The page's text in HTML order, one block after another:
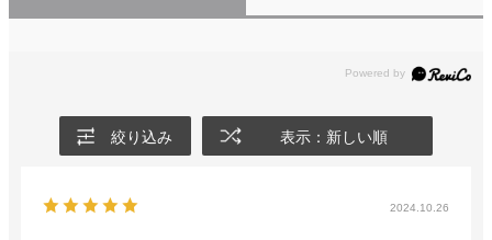
絞り込み 表示：新しい順
2024.10.26